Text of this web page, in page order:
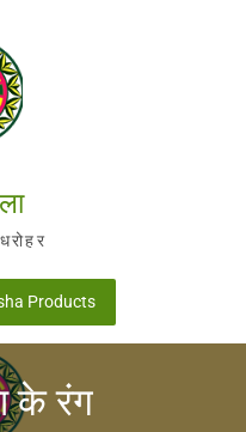
Products
के रंग